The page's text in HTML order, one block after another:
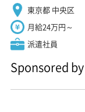
東京都 中央区
月給24万円～
派遣社員
Sponsored by